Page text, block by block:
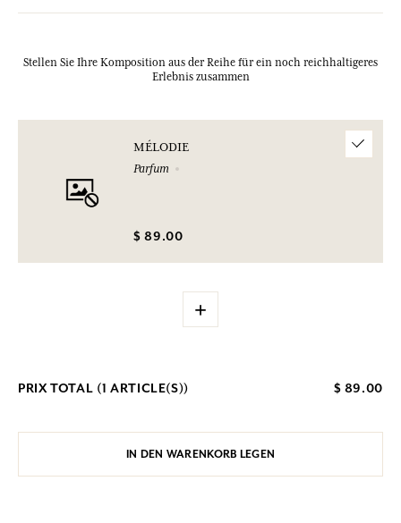
Stellen Sie Ihre Komposition aus der Reihe für ein noch reichhaltigeres
Erlebnis zusammen
MÉLODIE
Parfum
$ 89.00
+
PRIX TOTAL (1 ARTICLE(S)) $ 89.00
IN DEN WARENKORB LEGEN